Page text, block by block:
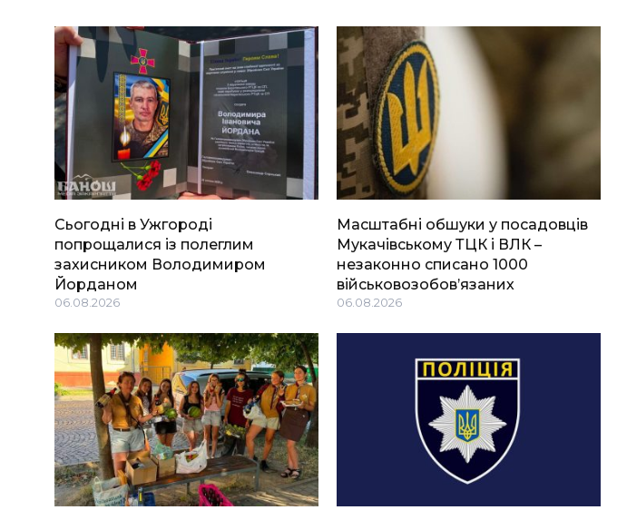
Сьогодні в Ужгороді
попрощалися із полеглим
захисником Володимиром
Йорданом
06.08.2026
Масштабні обшуки у посадовців
Мукачівському ТЦК і ВЛК –
незаконно списано 1000
військовозобов’язаних
06.08.2026